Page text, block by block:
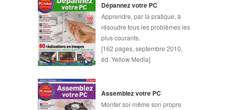
Dépannez votre PC
Apprendre, par la pratique, à
résoudre tous les problèmes les
plus courants.
[162 pages, septembre 2010,
éd. Yellow Media]
Assemblez votre PC
Monter soi-même son propre